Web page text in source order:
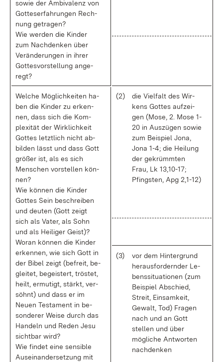
so­wie der Am­bi­va­lenz von
Got­te­s­er­fah­run­gen Rech­
nung ge­tra­gen?
Wie wer­den die Kin­der
zum Nach­den­ken über
Ver­än­de­run­gen in ih­rer
Got­tes­vor­stel­lung an­ge­
regt?
Wel­che Mög­lich­kei­ten ha­
ben die Kin­der zu er­ken­
nen, dass sich die Kom­
ple­xi­tät der Wirk­lich­keit
Got­tes letzt­lich nicht ab­
bil­den lässt und dass Gott
grö­ßer ist, als es sich
Men­schen vor­stel­len kön­
nen?
Wie kön­nen die Kin­der
Got­tes Sein be­schrei­ben
und deu­ten (Gott zeigt
sich als Va­ter, als Sohn
und als Hei­li­ger Geist)?
Wor­an kön­nen die Kin­der
er­ken­nen, wie sich Gott in
der Bi­bel zeigt (be­freit, be­
glei­tet, be­geis­tert, trös­tet,
heilt, er­mu­tigt, stärkt, ver­
söhnt) und dass er im
Neu­en Tes­ta­ment in be­
son­de­rer Wei­se durch das
Han­deln und Re­den Je­su
sicht­bar wird?
Wie fin­det ei­ne sen­si­ble
Aus­ein­an­der­set­zung mit
(2)
die Viel­falt des Wir­
kens Got­tes auf­zei­
gen (Mo­se, 2. Mo­se 1-
20 in Aus­zü­gen so­wie
zum Bei­spiel Jo­na,
Jo­na 1-4; die Hei­lung
der ge­krümm­ten
Frau, Lk 13,10-17;
Pfings­ten, Apg 2,1-12)
(3)
vor dem Hin­ter­grund
her­aus­for­dern­der Le­
bens­si­tua­tio­nen (zum
Bei­spiel Ab­schied,
Streit, Ein­sam­keit,
Ge­walt, Tod) Fra­gen
nach und an Gott
stel­len und über
mög­li­che Ant­wor­ten
nach­den­ken